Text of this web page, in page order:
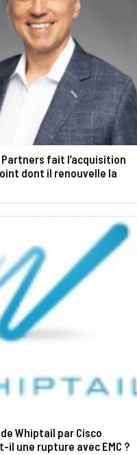
fait l’acquisition
dont il renouvelle la
Whiptail par Cisco
il une rupture avec EMC ?